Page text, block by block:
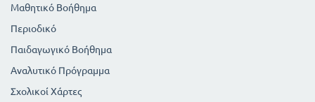
Μαθητικό Βοήθημα
Περιοδικό
Παιδαγωγικό Βοήθημα
Αναλυτικό Πρόγραμμα
Σχολικοί Χάρτες